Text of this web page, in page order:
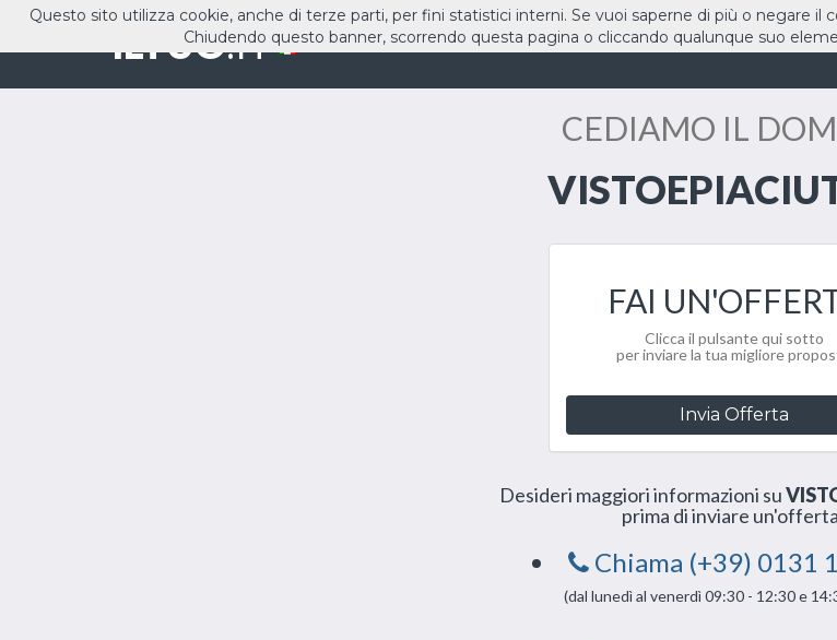
ILTUO.IT
CEDIAMO IL
FAI
Clicca il pulsante qui sotto
per inviare la tua migliore
Invia Offerta
Desideri maggiori informazioni su
prima di inviare
Chiama (+39) 0131
(dal lunedì al venerdì 09:30 - 12:30 e
Questo sito utilizza cookie, anche di terze parti, per fini statistici interni. Se vuoi saperne di più o negare
Chiudendo questo banner, scorrendo questa pagina o cliccando qualunque suo